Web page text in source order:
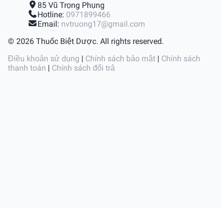
85 Vũ Trọng Phụng
Hotline: 0971899466
Email: nvtruong17@gmail.com
© 2026 Thuốc Biệt Dược. All rights reserved.
Điều khoản sử dụng | Chính sách bảo mật | Chính sách
thanh toán | Chính sách đổi trả